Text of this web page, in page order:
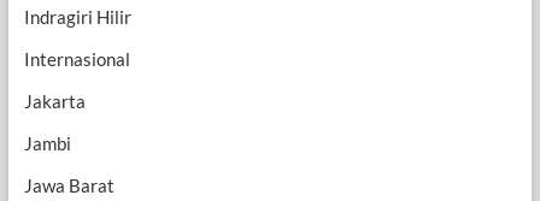
Indragiri Hilir
Internasional
Jakarta
Jambi
Jawa Barat